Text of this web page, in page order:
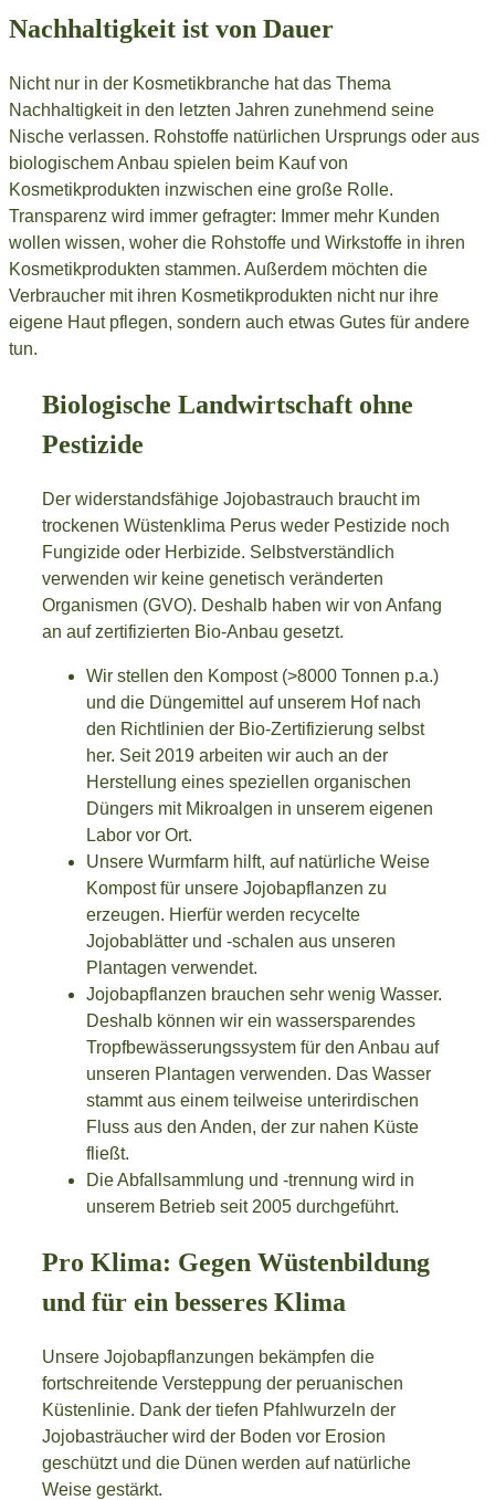
Nachhaltigkeit ist von Dauer
Nicht nur in der Kosmetikbranche hat das Thema
Nachhaltigkeit in den letzten Jahren zunehmend seine
Nische verlassen. Rohstoffe natürlichen Ursprungs oder aus
biologischem Anbau spielen beim Kauf von
Kosmetikprodukten inzwischen eine große Rolle.
Transparenz wird immer gefragter: Immer mehr Kunden
wollen wissen, woher die Rohstoffe und Wirkstoffe in ihren
Kosmetikprodukten stammen. Außerdem möchten die
Verbraucher mit ihren Kosmetikprodukten nicht nur ihre
eigene Haut pflegen, sondern auch etwas Gutes für andere
tun.
Biologische Landwirtschaft ohne
Pestizide
Der widerstandsfähige Jojobastrauch braucht im
trockenen Wüstenklima Perus weder Pestizide noch
Fungizide oder Herbizide. Selbstverständlich
verwenden wir keine genetisch veränderten
Organismen (GVO). Deshalb haben wir von Anfang
an auf zertifizierten Bio-Anbau gesetzt.
Wir stellen den Kompost (>8000 Tonnen p.a.)
und die Düngemittel auf unserem Hof nach
den Richtlinien der Bio-Zertifizierung selbst
her. Seit 2019 arbeiten wir auch an der
Herstellung eines speziellen organischen
Düngers mit Mikroalgen in unserem eigenen
Labor vor Ort.
Unsere Wurmfarm hilft, auf natürliche Weise
Kompost für unsere Jojobapflanzen zu
erzeugen. Hierfür werden recycelte
Jojobablätter und -schalen aus unseren
Plantagen verwendet.
Jojobapflanzen brauchen sehr wenig Wasser.
Deshalb können wir ein wassersparendes
Tropfbewässerungssystem für den Anbau auf
unseren Plantagen verwenden. Das Wasser
stammt aus einem teilweise unterirdischen
Fluss aus den Anden, der zur nahen Küste
fließt.
Die Abfallsammlung und -trennung wird in
unserem Betrieb seit 2005 durchgeführt.
Pro Klima: Gegen Wüstenbildung
und für ein besseres Klima
Unsere Jojobapflanzungen bekämpfen die
fortschreitende Versteppung der peruanischen
Küstenlinie. Dank der tiefen Pfahlwurzeln der
Jojobasträucher wird der Boden vor Erosion
geschützt und die Dünen werden auf natürliche
Weise gestärkt.